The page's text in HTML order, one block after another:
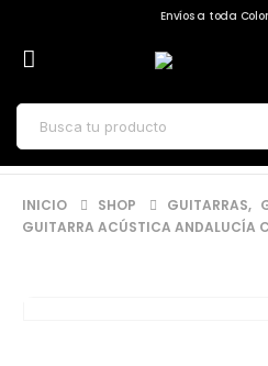
Envíos a toda
INICIO SHOP GUITARRAS,
GUITARRA ACÚSTICA ANDALUCÍA